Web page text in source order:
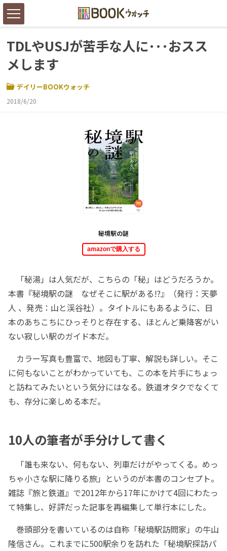
TDLやUSJが苦手な人に･･･おスス
メします
デイリーBOOKウォッチ
2018/6/20
秘境駅の謎
amazonで購入する
「秘湯」は人気だが、こちらの「秘」はどうだろうか。
本書『秘境駅の謎 なぜそこに駅がある!?』（発行：天夢
人 、発売：山と渓谷社）。タイトルにもあるように、日
本のあちこちにひっそりと存在する、ほとんど乗降客がい
ない寂しい駅のガイド本だ。
カラー写真も豊富で、地図も丁寧、解説も詳しい。そこ
に何もないことがわかっていても、この本を片手にちょっ
と訪ねてみたいという気分にはなる。鉄道オタクでなくて
も、存分に楽しめる本だ。
10人の筆者が手分けして書く
「誰も来ない、何もない、列車だけがやってくる。めっ
ちゃ小さな駅に降りる旅」というのが本書のコンセプト。
雑誌『旅と鉄道』で2012年から17年にかけて4回にわたっ
て特集し、好評だった記事を再編集して単行本にした。
巻頭部分を書いているのは自称「秘境駅訪問家」の牛山
隆信さん。これまでに500駅余りを訪れた「秘境駅探訪パ